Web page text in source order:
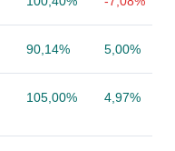
90,14% 5,00%
105,00% 4,97%